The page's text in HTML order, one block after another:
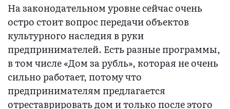
На законодательном уровне сейчас очень
остро стоит вопрос передачи объектов
культурного наследия в руки
предпринимателей. Есть разные программы,
в том числе «Дом за рубль», которая не очень
сильно работает, потому что
предпринимателям предлагается
отреставрировать дом и только после этого